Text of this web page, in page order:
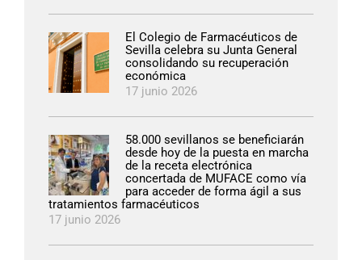
El Colegio de Farmacéuticos de
Sevilla celebra su Junta General
consolidando su recuperación
económica
17 junio 2026
58.000 sevillanos se beneficiarán
desde hoy de la puesta en marcha
de la receta electrónica
concertada de MUFACE como vía
para acceder de forma ágil a sus
tratamientos farmacéuticos
17 junio 2026